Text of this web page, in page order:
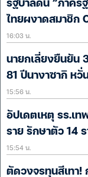
รัฐบาลดัน “ภาครั
ไทยผงาดสมาชิก
16:03 น.
นายกเลี่ยงยืนยัน
81 ปีนางาซากิ ห
15:56 น.
อัปเดตเหตุ รร.เท
ราย รักษาตัว 14
15:54 น.
ตัดวงจรทุนสีเทา!